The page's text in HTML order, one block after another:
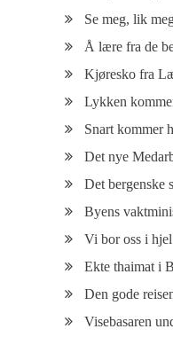
Se meg, lik
Å lære fra de
Kjøresko fra
Lykken
Snart kommer
Det nye
Det bergenske
Byens
Vi bor oss i hjel
Ekte thaimat i
Den gode
Visebasaren